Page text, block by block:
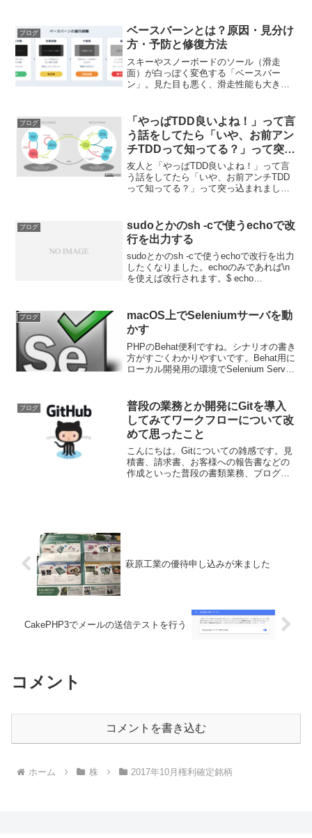
ついてはこちらを参考にして...
ブログ
ベースバーンとは？原因・見分け
方・予防と修復方法
スキーやスノーボードのソール（滑走
面）が白っぽく変色する「ベースバー
ン」。見た目も悪く、滑走性能も大きく
予防法、修復方法までを解説します。関
連記事：スキー・スノーボード...
ブログ
「やっぱTDD良いよね！」って言
う話をしてたら「いや、お前アン
チTDDって知ってる？」って突っ
込まれました
友人と「やっぱTDD良いよね！」って言
う話をしてたら「いや、お前アンチTDD
って知ってる？」って突っ込まれまし
人、書いてきた人って多くはないですよ
ね。外注でお願いした...
ブログ
sudoとかのsh -cで使うechoで改
行を出力する
sudoとかのsh -cで使うechoで改行を出力
したくなりました。echoのみであれば\n
を使えば改行されます。$ echo
ブログ
macOS上でSeleniumサーバを動
かす
PHPのBehat便利ですね。シナリオの書き
方がすごくわかりやすいです。Behat用に
ローカル開発用の環境でSelenium Server
ブログ
普段の業務とか開発にGitを導入
してみてワークフローについて改
めて思ったこと
こんにちは。Gitについての雑感です。見
積書、請求書、お客様への報告書などの
作成といった普段の書類業務、ブログや
萩原工業の優待申し込みが来ました
CakePHP3でメールの送信テストを行う
コメント
コメントを書き込む
ホーム 株 2017年10月権利確定銘柄